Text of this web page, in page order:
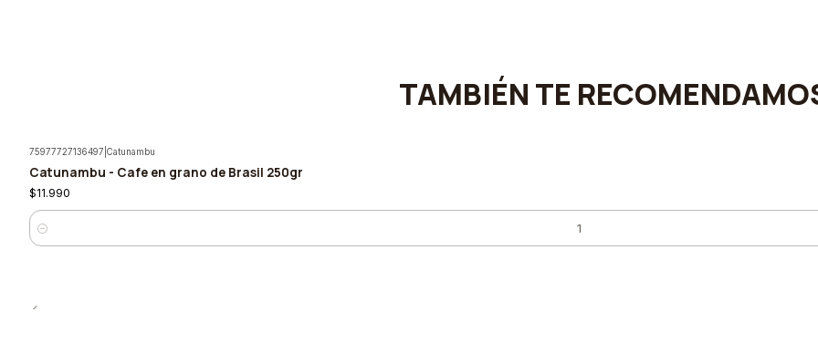
TAMBIÉN TE
75977727136497 Catunambu
Catunambu - Cafe en grano de Brasil 250gr
$11.990
Cantidad